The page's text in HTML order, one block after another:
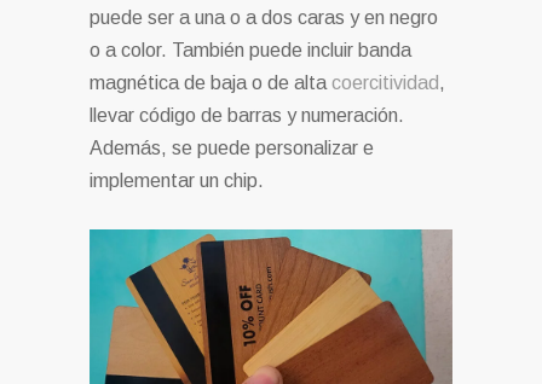
puede ser a una o a dos caras y en negro
o a color. También puede incluir banda
magnética de baja o de alta coercitividad,
llevar código de barras y numeración.
Además, se puede personalizar e
implementar un chip.